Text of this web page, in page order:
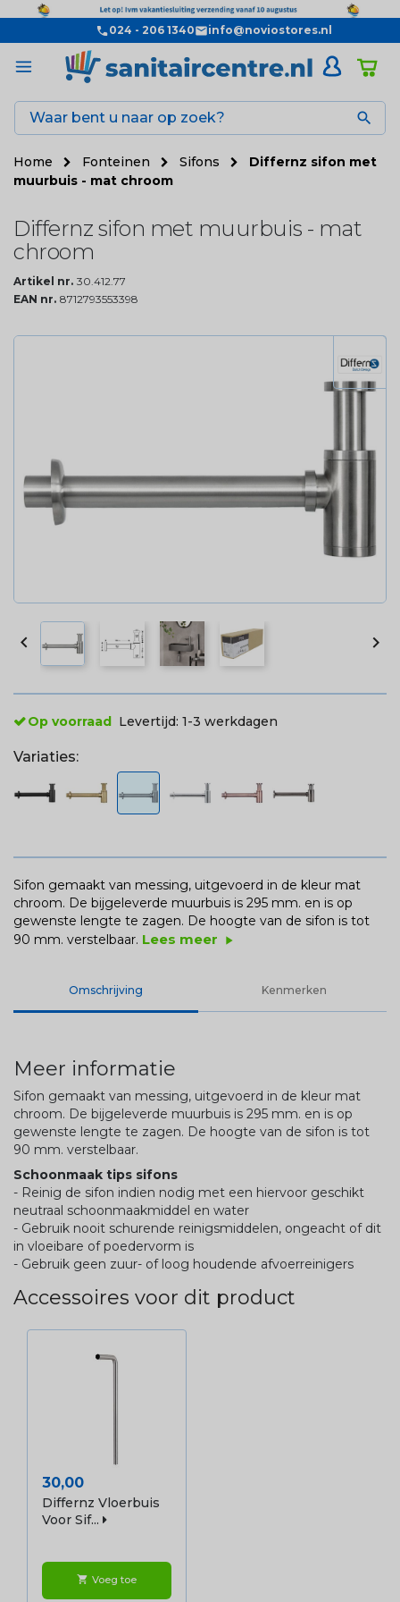
024 - 206 1340 info@noviostores.nl

Home Fonteinen Sifons
Differnz sifon met
muurbuis - mat chroom
Differnz sifon met muurbuis - mat
chroom
Artikel nr. 30.412.77
EAN nr. 8712793553398
 
Op voorraad Levertijd: 1-3 werkdagen
Variaties:
Sifon gemaakt van messing, uitgevoerd in de kleur mat
chroom. De bijgeleverde muurbuis is 295 mm. en is op
gewenste lengte te zagen. De hoogte van de sifon is tot
90 mm. verstelbaar. Lees meer play_arrow
Omschrijving Kenmerken
Meer informatie
Sifon gemaakt van messing, uitgevoerd in de kleur mat
chroom. De bijgeleverde muurbuis is 295 mm. en is op
gewenste lengte te zagen. De hoogte van de sifon is tot
90 mm. verstelbaar.
Schoonmaak tips sifons
- Reinig de sifon indien nodig met een hiervoor geschikt
neutraal schoonmaakmiddel en water
- Gebruik nooit schurende reinigsmiddelen, ongeacht of dit
in vloeibare of poedervorm is
- Gebruik geen zuur- of loog houdende afvoerreinigers
Accessoires voor dit product
Prijs
30,00
Differnz Vloerbuis
Voor Sif...
shopping_cart Voeg toe